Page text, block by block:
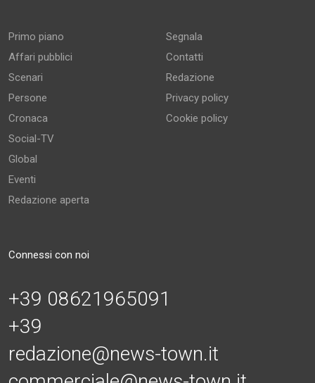
Primo piano
Affari pubblici
Scenari
Persone
Cronaca
Social-TV
Global
Eventi
Redazione aperta
Segnala
Contatti
Redazione
Privacy policy
Cookie policy
Connessi con noi
+39 08621965091
+39
redazione@news-town.it